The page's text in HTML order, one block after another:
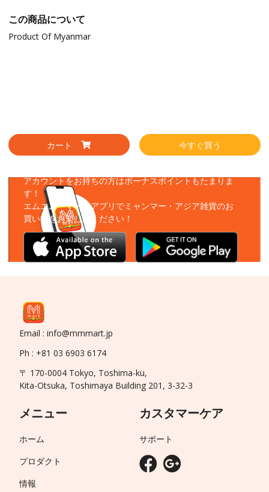
この商品について
Product Of Myanmar
カート 今すぐ買う
アカウントをお持ちの方はボーナスポイントもたまりま
す！
エムエムーマートアプリでミャンマー・アジア雑貨のお
買い物をお楽しみください！
Email : info@mmmart.jp
Ph : +81 03 6903 6174
〒 170-0004 Tokyo, Toshima-ku,
Kita-Otsuka, Toshimaya Building 201, 3-32-3
メニュー
ホーム
プロダクト
情報
カスタマーケア
サポート